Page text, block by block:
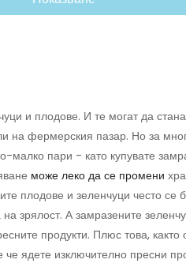
и плодове. И те могат да
на фермерския пазар. Но за
малко пари - като купувате
може леко да се промени
плодове и зеленчуци често се
зрялост. А замразените
продукти. Плюс това,
ядете изключително пресни